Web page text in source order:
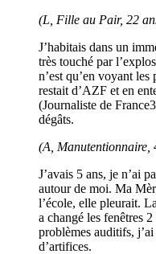
(L, Fille au Pair, 22
J’habitais dans un
très touché par
n’est qu’en voyant les
restait d’AZF et en
(Journaliste de
dégâts.
(A, Manutentionnaire,
J’avais 5 ans, je n’ai
autour de moi. Ma
l’école, elle pleurait.
a changé les fenêtres
problèmes auditifs,
d’artifices.